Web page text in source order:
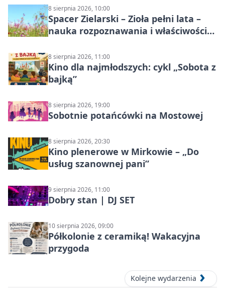
8 sierpnia 2026, 10:00
Spacer Zielarski – Zioła pełni lata –
nauka rozpoznawania i właściwości
8 sierpnia 2026, 11:00
Kino dla najmłodszych: cykl „Sobota z
bajką”
8 sierpnia 2026, 19:00
Sobotnie potańcówki na Mostowej
8 sierpnia 2026, 20:30
Kino plenerowe w Mirkowie – „Do
usług szanownej pani”
9 sierpnia 2026, 11:00
Dobry stan | DJ SET
10 sierpnia 2026, 09:00
Półkolonie z ceramiką! Wakacyjna
przygoda
Kolejne wydarzenia